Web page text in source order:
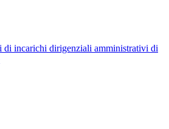
di incarichi dirigenziali amministrativi di